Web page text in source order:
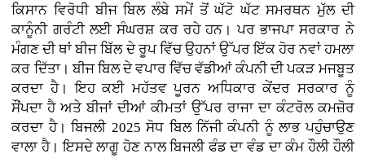
ਕਿਸਾਨ ਵਿਰੋਧੀ ਬੀਜ ਬਿਲ ਲੰਬੇ ਸਮੇਂ ਤੋਂ ਘੱਟੋ ਘੱਟ ਸਮਰਥਨ ਮੁੱਲ ਦੀ
ਕਾਨੂੰਨੀ ਗਰੰਟੀ ਲਈ ਸੰਘਰਸ਼ ਕਰ ਰਹੇ ਹਨ। ਪਰ ਭਾਜਪਾ ਸਰਕਾਰ ਨੇ
ਮੰਗਣ ਦੀ ਥਾਂ ਬੀਜ ਬਿੱਲ ਦੇ ਰੂਪ ਵਿੱਚ ਉਹਨਾਂ ਉੱਪਰ ਇੱਕ ਹੋਰ ਨਵਾਂ ਹਮਲਾ
ਕਰ ਦਿੱਤਾ। ਬੀਜ ਬਿਲ ਦੇ ਵਪਾਰ ਵਿੱਚ ਵੱਡੀਆਂ ਕੰਪਨੀ ਦੀ ਪਕੜ ਮਜਬੂਤ
ਕਰਦਾ ਹੈ। ਇਹ ਕਈ ਮਹੱਤਵ ਪੂਰਨ ਅਧਿਕਾਰ ਕੇਂਦਰ ਸਰਕਾਰ ਨੂੰ
ਸੌਂਪਦਾ ਹੈ ਅਤੇ ਬੀਜਾਂ ਦੀਆਂ ਕੀਮਤਾਂ ਉੱਪਰ ਰਾਜਾ ਦਾ ਕੰਟਰੋਲ ਕਮਜ਼ੋਰ
ਕਰਦਾ ਹੈ। ਬਿਜਲੀ 2025 ਸੋਧ ਬਿਲ ਨਿੱਜੀ ਕੰਪਨੀ ਨੂੰ ਲਾਭ ਪਹੁੰਚਾਉਣ
ਵਾਲਾ ਹੈ। ਇਸਦੇ ਲਾਗੂ ਹੋਣ ਨਾਲ ਬਿਜਲੀ ਫੰਡ ਦਾ ਵੰਡ ਦਾ ਕੰਮ ਹੌਲੀ ਹੌਲੀ